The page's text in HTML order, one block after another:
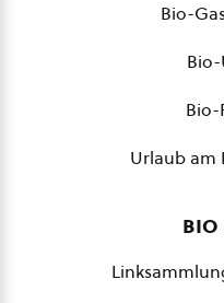
Bio-
Bio-
Urlaub am